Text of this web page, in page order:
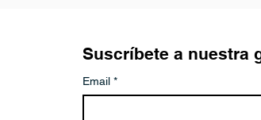
Suscríbete a nuestra
Email *